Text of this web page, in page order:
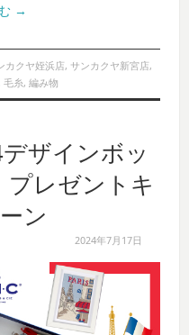
→
カクヤ姪浜店, サンカクヤ新宮店,
,毛糸,編み物
ザインボッ
プレゼントキ
ン
2024年7月17日